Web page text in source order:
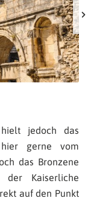
jedoch das
gerne vom
das Bronzene
Kaiserliche
auf den Punkt